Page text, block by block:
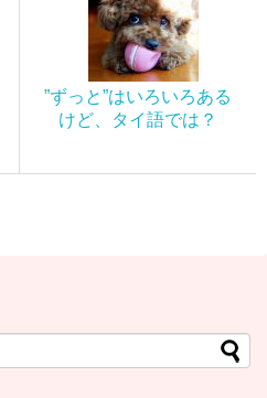
”ずっと”はいろいろある
けど、タイ語では？